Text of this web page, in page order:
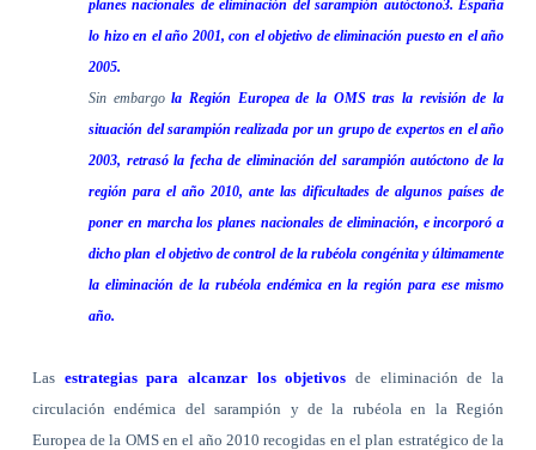
planes nacionales de eliminación del sarampión autóctono3. España
lo hizo en el año 2001, con el objetivo de eliminación puesto en el año
2005.
Sin embargola Región Europeade la OMS tras la revisión de la
situación del sarampión realizada por un grupo de expertos en el año
2003, retrasó la fecha de eliminación del sarampión autóctono de la
región para el año 2010, ante las dificultades de algunos países de
poner en marcha los planes nacionales de eliminación, e incorporó a
dicho plan el objetivo de control de la rubéola congénita y últimamente
la eliminación de la rubéola endémica en la región para ese mismo
año.
Las estrategias para alcanzar los objetivos de eliminación de la
circulación endémica del sarampión y de la rubéola en la Región
Europeade la OMS en el año 2010 recogidas en el plan estratégico de la